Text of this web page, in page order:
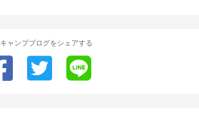
ャンプブログをシェアする